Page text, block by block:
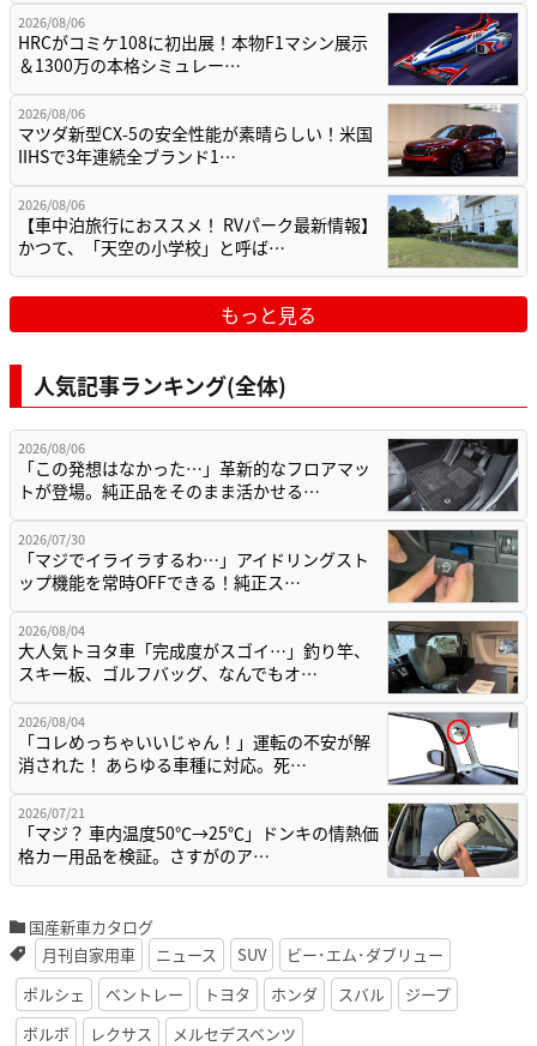
2026/08/06
HRCがコミケ108に初出展！本物F1マシン展示
＆1300万の本格シミュレー…
2026/08/06
マツダ新型CX-5の安全性能が素晴らしい！米国
IIHSで3年連続全ブランド1…
2026/08/06
【車中泊旅行におススメ！ RVパーク最新情報】
かつて、「天空の小学校」と呼ば…
もっと見る
人気記事ランキング(全体)
2026/08/06
「この発想はなかった…」革新的なフロアマッ
トが登場。純正品をそのまま活かせる…
2026/07/30
「マジでイライラするわ…」アイドリングスト
ップ機能を常時OFFできる！純正ス…
2026/08/04
大人気トヨタ車「完成度がスゴイ…」釣り竿、
スキー板、ゴルフバッグ、なんでもオ…
2026/08/04
「コレめっちゃいいじゃん！」運転の不安が解
消された！ あらゆる車種に対応。死…
2026/07/21
「マジ？ 車内温度50℃→25℃」ドンキの情熱価
格カー用品を検証。さすがのア…
国産新車カタログ
月刊自家用車
ニュース SUV
ビー･エム･ダブリュー
ポルシェ
ベントレー トヨタ ホンダ スバル
ジープ
ボルボ
レクサス メルセデスベンツ